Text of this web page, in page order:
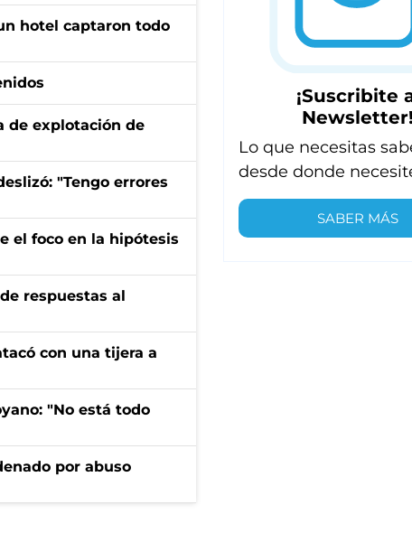
hotel captaron todo
de explotación de
"Tengo errores
el foco en la hipótesis
respuestas al
con una tijera a
"No está todo
por abuso
¡Suscribite
Lo que necesitas
desde donde
SABER MÁS